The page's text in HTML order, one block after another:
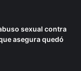
sexual contra
asegura quedó